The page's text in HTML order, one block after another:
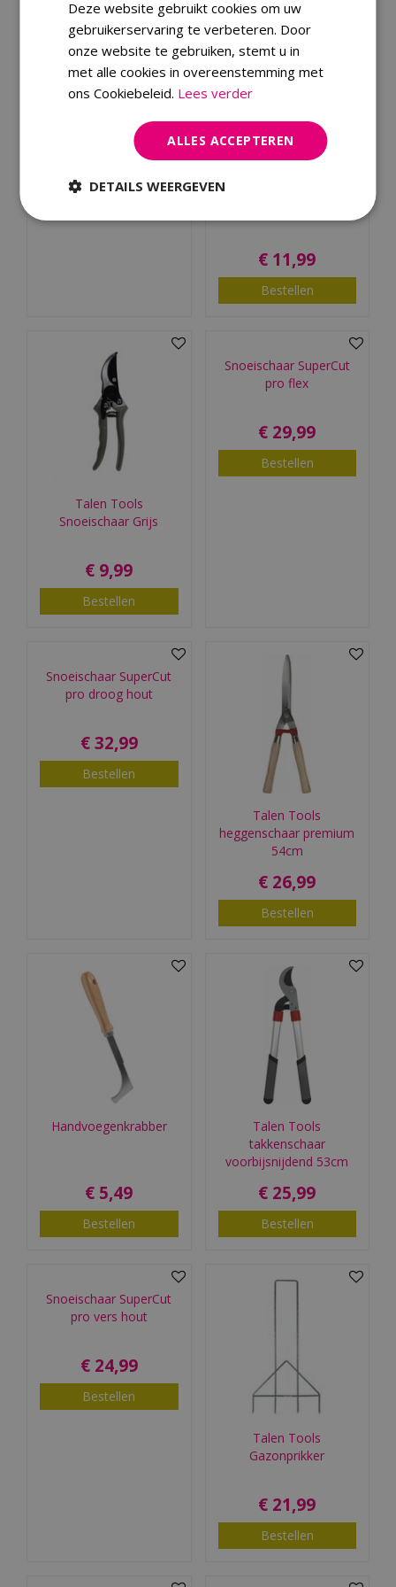
Afvalgrijper 4 in 1
Bestellen
€ 11,99
Bestellen
Talen Tools
Snoeischaar Grijs
€ 9,99
Bestellen
Snoeischaar SuperCut
pro flex
€ 29,99
Bestellen
Snoeischaar SuperCut
pro droog hout
€ 32,99
Bestellen
Talen Tools
heggenschaar premium
54cm
€ 26,99
Bestellen
Handvoegenkrabber
€ 5,49
Bestellen
Talen Tools
takkenschaar
voorbijsnijdend 53cm
€ 25,99
Bestellen
Snoeischaar SuperCut
pro vers hout
€ 24,99
Bestellen
Talen Tools
Gazonprikker
€ 21,99
Bestellen
Deze website gebruikt cookies om uw
gebruikerservaring te verbeteren. Door
onze website te gebruiken, stemt u in
met alle cookies in overeenstemming met
ons Cookiebeleid. Lees verder
ALLES ACCEPTEREN
DETAILS WEERGEVEN